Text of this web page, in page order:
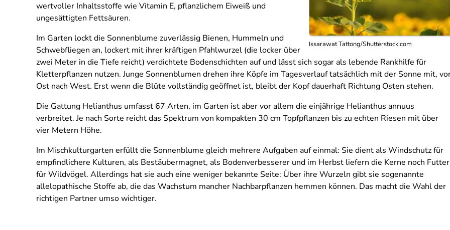
Issarawat Tattong/Shutterstock.com
wertvoller Inhaltsstoffe wie Vitamin E, pflanzlichem Eiweiß und
ungesättigten Fettsäuren.
Im Garten lockt die Sonnenblume zuverlässig Bienen, Hummeln und
Schwebfliegen an, lockert mit ihrer kräftigen Pfahlwurzel (die locker über
zwei Meter in die Tiefe reicht) verdichtete Bodenschichten auf und lässt sich sogar als lebende Rankhilfe für
Kletterpflanzen nutzen. Junge Sonnenblumen drehen ihre Köpfe im Tagesverlauf tatsächlich mit der Sonne mit,
Ost nach West. Erst wenn die Blüte vollständig geöffnet ist, bleibt der Kopf dauerhaft Richtung Osten stehen.
Die Gattung Helianthus umfasst 67 Arten, im Garten ist aber vor allem die einjährige Helianthus annuus
verbreitet. Je nach Sorte reicht das Spektrum von kompakten 30 cm Topfpflanzen bis zu echten Riesen mit über
vier Metern Höhe.
Im Mischkulturgarten erfüllt die Sonnenblume gleich mehrere Aufgaben auf einmal: Sie dient als Windschutz für
empfindlichere Kulturen, als Bestäubermagnet, als Bodenverbesserer und im Herbst liefern die Kerne noch Futter
für Wildvögel. Allerdings hat sie auch eine weniger bekannte Seite: Über ihre Wurzeln gibt sie sogenannte
allelopathische Stoffe ab, die das Wachstum mancher Nachbarpflanzen hemmen können. Das macht die Wahl der
richtigen Partner umso wichtiger.